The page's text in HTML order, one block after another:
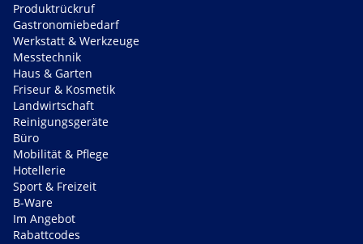
Produktrückruf
Gastronomiebedarf
Werkstatt & Werkzeuge
Messtechnik
Haus & Garten
Friseur & Kosmetik
Landwirtschaft
Reinigungsgeräte
Büro
Mobilität & Pflege
Hotellerie
Sport & Freizeit
B-Ware
Im Angebot
Rabattcodes